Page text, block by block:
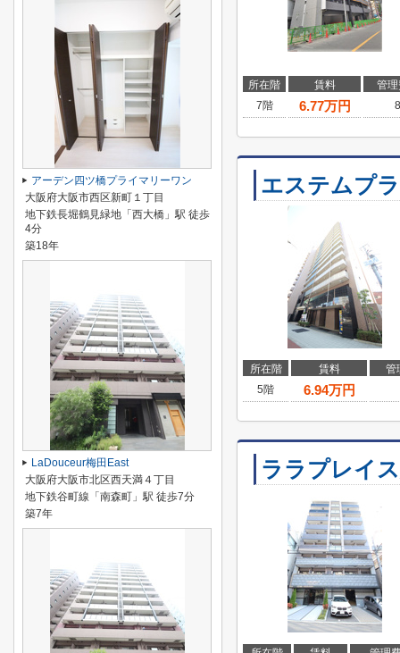
所在階 賃料
管
7階
6.77万円
エステムプ
所在階 賃料
管
5階
6.94万円
ララプレイ
アーデン四ツ橋プライマリーワン
大阪府大阪市西区新町１丁目
地下鉄長堀鶴見緑地「西大橋」駅 徒歩
4分
築18年
LaDouceur梅田East
大阪府大阪市北区西天満４丁目
地下鉄谷町線「南森町」駅 徒歩7分
築7年